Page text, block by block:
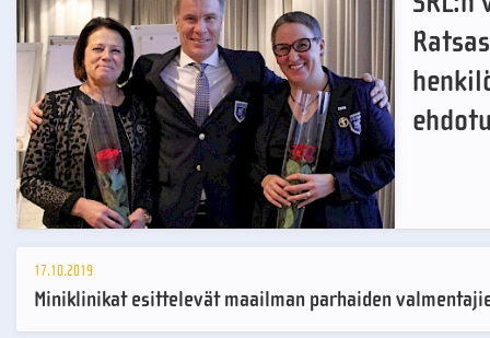
17.10.2019
Miniklinikat esittelevät maailman parhaiden